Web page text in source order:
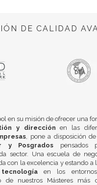
DE CALIDAD
en su misión de ofrecer una
y dirección en las
, pone a disposición
y Posgrados pensados
sector. Una escuela de
con la excelencia y estando a
en los
de nuestros Másteres más